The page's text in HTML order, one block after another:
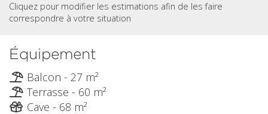
Cliquez pour modifier les estimations afin de les faire
correspondre à votre situation
Équipement
Balcon - 27 m²
Terrasse - 60 m²
Cave - 68 m²